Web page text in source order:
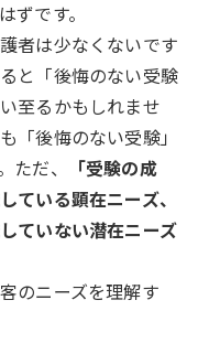
ずです。
者は少なくないです
と「後悔のない受験
至るかもしれませ
「後悔のない受験」
ただ、
「受験の成
ている顕在ニーズ、
ていない潜在ニーズ
のニーズを理解す